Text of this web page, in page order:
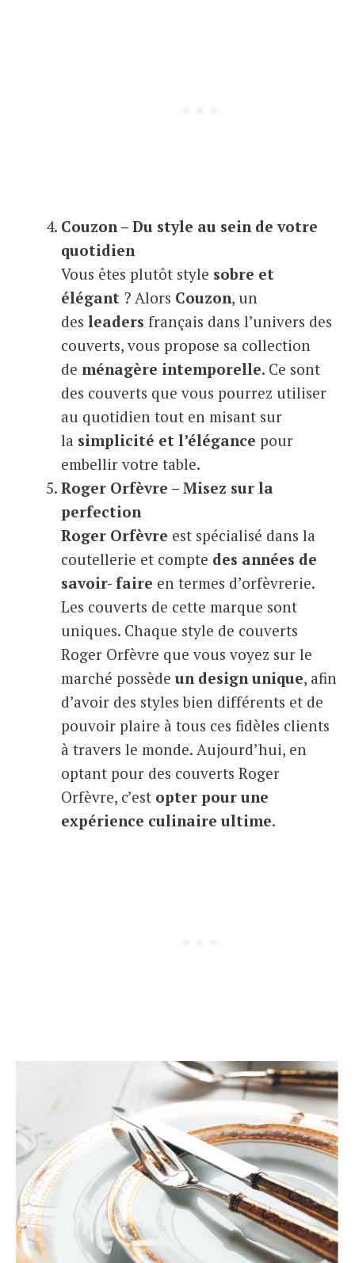
Couzon – Du style au sein de votre
quotidien
Vous êtes plutôt style sobre et
élégant ? Alors Couzon, un
des leaders français dans l’univers des
couverts, vous propose sa collection
de ménagère intemporelle. Ce sont
des couverts que vous pourrez utiliser
au quotidien tout en misant sur
la simplicité et l’élégance pour
embellir votre table.
Roger Orfèvre – Misez sur la
perfection
Roger Orfèvre est spécialisé dans la
coutellerie et compte des années de
savoir- faire en termes d’orfèvrerie.
Les couverts de cette marque sont
uniques. Chaque style de couverts
Roger Orfèvre que vous voyez sur le
marché possède un design unique, afin
d’avoir des styles bien différents et de
pouvoir plaire à tous ces fidèles clients
à travers le monde. Aujourd’hui, en
optant pour des couverts Roger
Orfèvre, c’est opter pour une
expérience culinaire ultime.